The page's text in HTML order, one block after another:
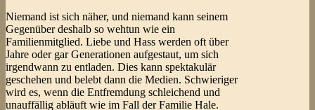
Niemand ist sich näher, und niemand kann seinem
Gegenüber deshalb so wehtun wie ein
Familienmitglied. Liebe und Hass werden oft über
Jahre oder gar Generationen aufgestaut, um sich
irgendwann zu entladen. Dies kann spektakulär
geschehen und belebt dann die Medien. Schwieriger
wird es, wenn die Entfremdung schleichend und
unauffällig abläuft wie im Fall der Familie Hale.